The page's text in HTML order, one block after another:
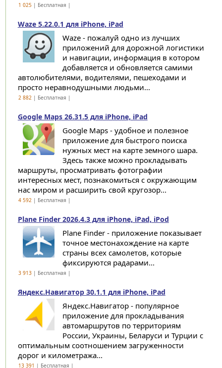
1 025| Бесплатная |
Waze 5.22.0.1 для iPhone, iPad
Waze - пожалуй одно из лучших
приложений для дорожной логистики
и навигации, информация в котором
добавляется и обновляется самими
автолюбителями, водителями, пешеходами и
просто неравнодушными людьми...
2 882| Бесплатная |
Google Maps 26.31.5 для iPhone, iPad
Google Maps - удобное и полезное
приложение для быстрого поиска
нужных мест на карте земного шара.
Здесь также можно прокладывать
маршруты, просматривать фотографии
интересных мест, познакомиться с окружающим
нас миром и расширить свой кругозор...
4 592| Бесплатная |
Plane Finder 2026.4.3 для iPhone, iPad, iPod
Plane Finder - приложение показывает
точное местонахождение на карте
страны всех самолетов, которые
фиксируются радарами...
3 913| Бесплатная |
Яндекс.Навигатор 30.1.1 для iPhone, iPad
Яндекс.Навигатор - популярное
приложение для прокладывания
автомаршрутов по территориям
России, Украины, Беларуси и Турции с
оптимальным соотношением загруженности
дорог и километража...
13 391 | Бесплатная |